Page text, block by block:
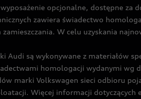
opcjonalne, dostępne za
zawiera świadectwo
W celu uzyskania
Audi są wykonywane z materiałów
homologacji wydanymi
marki Volkswagen sieci odbioru
Więcej informacji dotyczących